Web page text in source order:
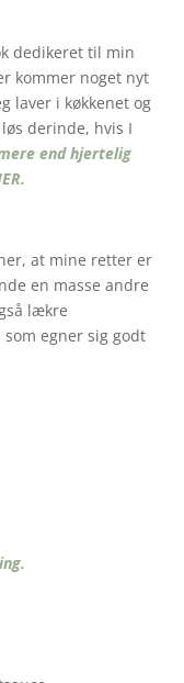
dedikeret til min
kommer noget nyt
laver i køkkenet og
derinde, hvis I
end hjertelig
at mine retter er
en masse andre
lækre
egner sig godt